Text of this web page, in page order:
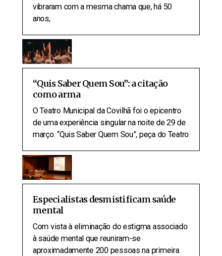
vibraram com a mesma chama que, há 50
anos,
“Quis Saber Quem Sou”: a citação
como arma
O Teatro Municipal da Covilhã foi o epicentro
de uma experiência singular na noite de 29 de
março. “Quis Saber Quem Sou”, peça do Teatro
Especialistas desmistificam saúde
mental
Com vista à eliminação do estigma associado
à saúde mental que reuniram-se
aproximadamente 200 pessoas na primeira